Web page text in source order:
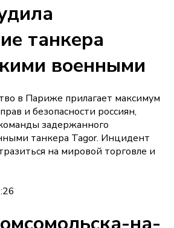
танкера
военными
в Париже прилагает максимум
и безопасности россиян,
задержанного
танкера Tagor. Инцидент
на мировой торговле и